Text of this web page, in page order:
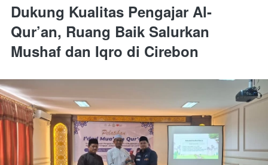
Dukung Kualitas Pengajar Al-
Qur’an, Ruang Baik Salurkan
Mushaf dan Iqro di Cirebon